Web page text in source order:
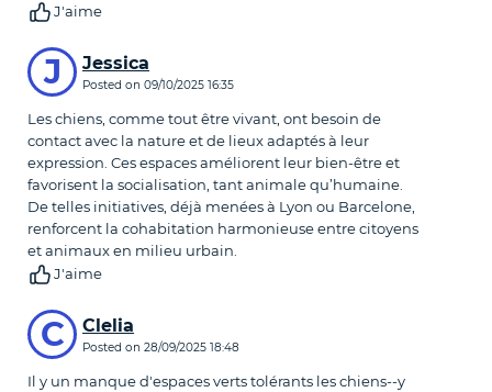
J'aime
J Jessica
Posted on 09/10/2025 16:35
Les chiens, comme tout être vivant, ont besoin de
contact avec la nature et de lieux adaptés à leur
expression. Ces espaces améliorent leur bien-être et
favorisent la socialisation, tant animale qu’humaine.
De telles initiatives, déjà menées à Lyon ou Barcelone,
renforcent la cohabitation harmonieuse entre citoyens
et animaux en milieu urbain.
J'aime
C Clelia
Posted on 28/09/2025 18:48
Il y un manque d'espaces verts tolérants les chiens--y